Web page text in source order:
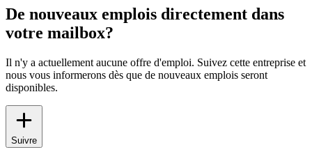
De nouveaux emplois directement dans
votre mailbox?
Il n'y a actuellement aucune offre d'emploi. Suivez cette entreprise et
nous vous informerons dès que de nouveaux emplois seront
disponibles.
Suivre